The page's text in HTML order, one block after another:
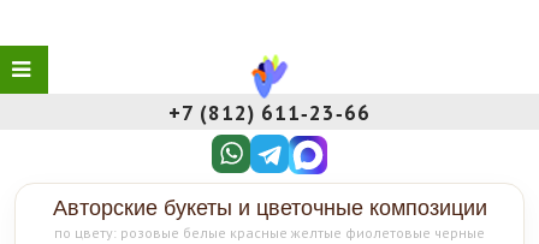
+7 (812) 611‑23‑66
Авторские букеты и цветочные композиции
по цвету: розовые белые красные желтые фиолетовые черные